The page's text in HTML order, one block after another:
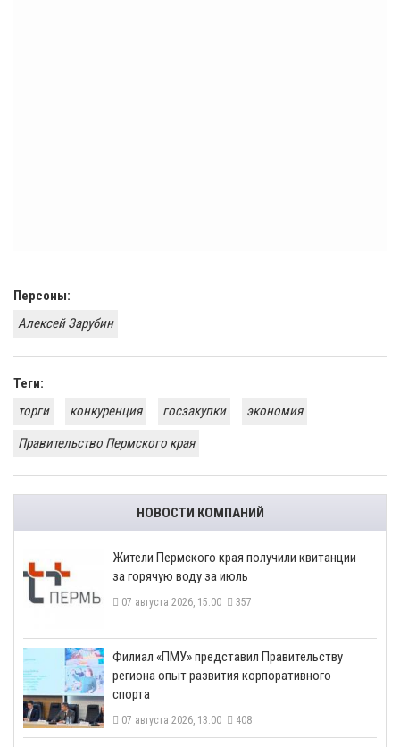
Персоны:
Алексей Зарубин
Теги:
торги
конкуренция госзакупки
экономия
Правительство Пермского края
НОВОСТИ КОМПАНИЙ
​Жители Пермского края получили квитанции
за горячую воду за июль
07 августа 2026, 15:00 357
​Филиал «ПМУ» представил Правительству
региона опыт развития корпоративного
спорта
07 августа 2026, 13:00 408